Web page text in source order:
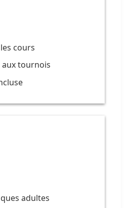
cours
tournois
adultes